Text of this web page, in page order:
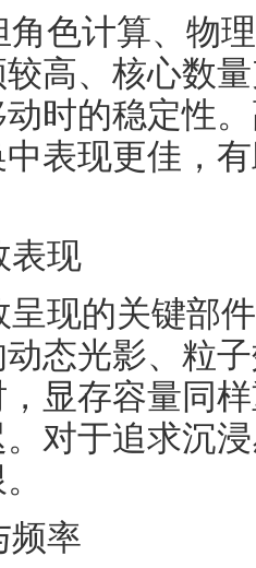
角色计算、物
高、核心数
时的稳定性
表现更佳，
表现
呈现的关键部
态光影、粒
显存容量同
对于追求沉
频率